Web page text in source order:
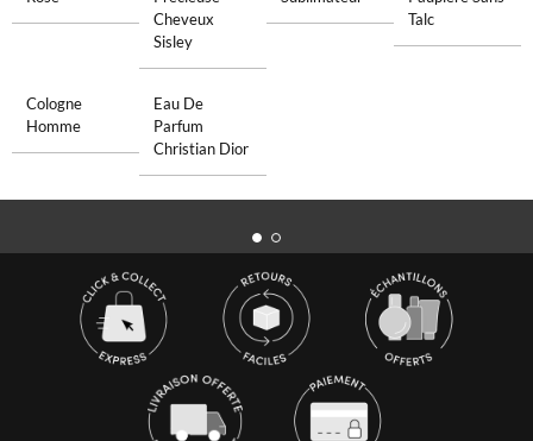
Cheveux
Sisley
Talc
Cologne
Homme
Eau De
Parfum
Christian Dior